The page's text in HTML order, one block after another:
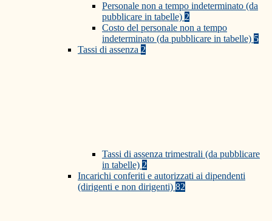
Personale non a tempo indeterminato (da
pubblicare in tabelle) 2
Costo del personale non a tempo
indeterminato (da pubblicare in tabelle) 5
Tassi di assenza 2
Tassi di assenza trimestrali (da pubblicare
in tabelle) 2
Incarichi conferiti e autorizzati ai dipendenti
(dirigenti e non dirigenti) 82